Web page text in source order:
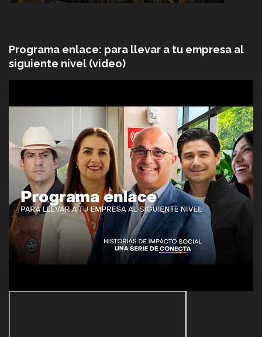
Programa enlace: para llevar a tu empresa al
siguiente nivel (video)